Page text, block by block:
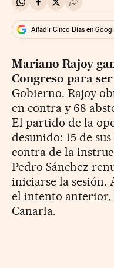
Compartir en Whatsapp
Compartir en
Compartir en
Desplegar
Añadir Cinco Días en
Mariano Rajoy
Congreso para
Gobierno. Rajoy
en contra y 68
El partido de la
desunido: 15 de
contra de la
Pedro Sánchez
iniciarse la sesión.
el intento anterior,
Canaria.